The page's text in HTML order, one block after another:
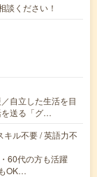
ください！
自立した生活を目
を送る「グ…
キル不要 / 英語力不
60代の方も活躍
OK…